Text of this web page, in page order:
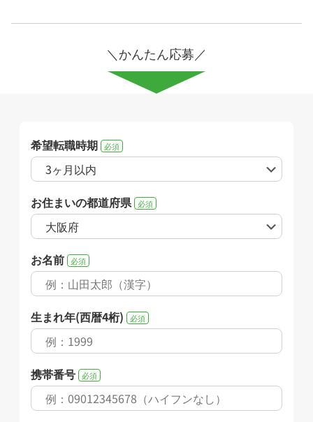
＼かんたん応募／
希望転職時期 必須
お住まいの都道府県 必須
お名前 必須
生まれ年(西暦4桁) 必須
携帯番号 必須